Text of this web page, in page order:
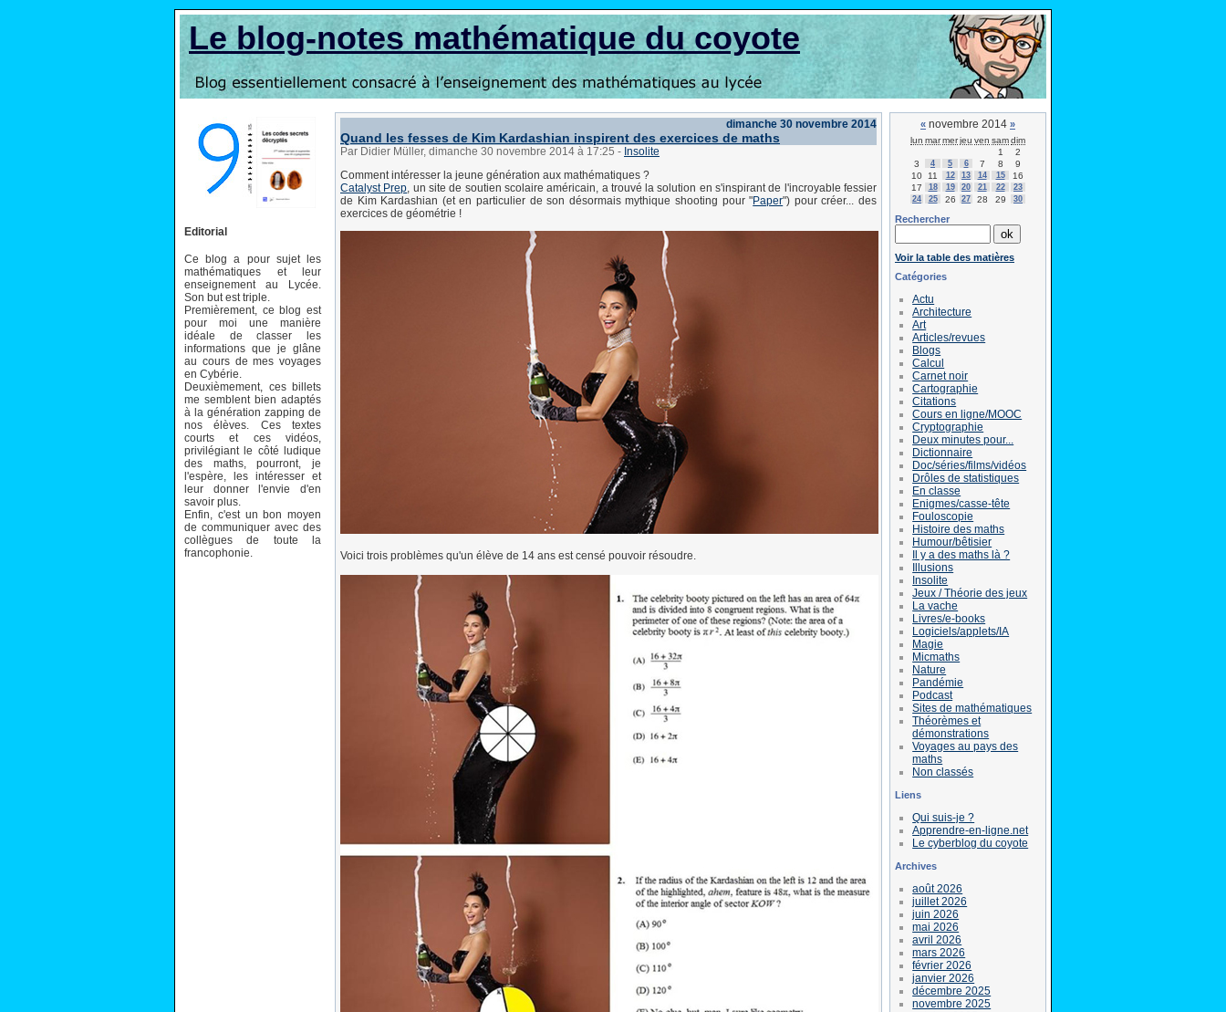
Le blog-notes mathématique du coyote
Editorial
Ce blog a pour sujet les
mathématiques et leur
enseignement au Lycée.
Son but est triple.
Premièrement, ce blog est
pour moi une manière
idéale de classer les
informations que je glâne
au cours de mes voyages
en Cybérie.
Deuxièmement, ces billets
me semblent bien adaptés
à la génération zapping de
nos élèves. Ces textes
courts et ces vidéos,
privilégiant le côté ludique
des maths, pourront, je
l'espère, les intéresser et
leur donner l'envie d'en
savoir plus.
Enfin, c'est un bon moyen
de communiquer avec des
collègues de toute la
francophonie.
dimanche 30 novembre 2014
Quand les fesses de Kim Kardashian inspirent des exercices de maths
Par Didier Müller, dimanche 30 novembre 2014 à 17:25 - Insolite
Comment intéresser la jeune génération aux mathématiques ?
Catalyst Prep, un site de soutien scolaire américain, a trouvé la solution en s'inspirant de l'incroyable fessier
de Kim Kardashian (et en particulier de son désormais mythique shooting pour "Paper") pour créer... des
exercices de géométrie !
Voici trois problèmes qu'un élève de 14 ans est censé pouvoir résoudre.
« novembre 2014 »
lun marmerjeu ven samdim
1
2
3
4 5 6 7 8
9
10
11 12 13 14 15
16
17
18 19 20 21 22
23
24
25 26 27 28 29 30
Rechercher
Voir la table des matières
Catégories
Actu
Architecture
Art
Articles/revues
Blogs
Calcul
Carnet noir
Cartographie
Citations
Cours en ligne/MOOC
Cryptographie
Deux minutes pour...
Dictionnaire
Doc/séries/films/vidéos
Drôles de statistiques
En classe
Enigmes/casse-tête
Fouloscopie
Histoire des maths
Humour/bêtisier
Il y a des maths là ?
Illusions
Insolite
Jeux / Théorie des jeux
La vache
Livres/e-books
Logiciels/applets/IA
Magie
Micmaths
Nature
Pandémie
Podcast
Sites de mathématiques
Théorèmes et
démonstrations
Voyages au pays des
maths
Non classés
Liens
Qui suis-je ?
Apprendre-en-ligne.net
Le cyberblog du coyote
Archives
août 2026
juillet 2026
juin 2026
mai 2026
avril 2026
mars 2026
février 2026
janvier 2026
décembre 2025
novembre 2025